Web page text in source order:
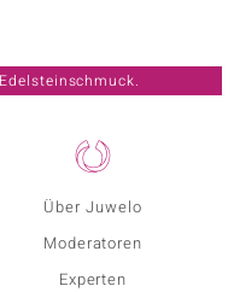
Über Juwelo
Moderatoren
Experten